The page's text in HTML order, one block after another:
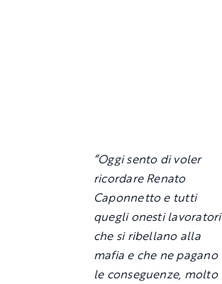
“Oggi sento di voler
ricordare Renato
Caponnetto e tutti
quegli onesti lavoratori
che si ribellano alla
mafia e che ne pagano
le conseguenze, molto